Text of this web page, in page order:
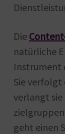
Die
natürliche
Instrument
Sie verfolgt
verlangt
geht einen